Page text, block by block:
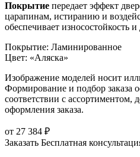
Покрытие передает эффект
царапинам, истиранию и
обеспечивает износостойкость
Покрытие: Ламинированное
Цвет: «Аляска»
Изображение моделей носит
Формирование и подбор заказа
соответствии с ассортиментом,
оформления заказа.
от 27 384 ₽
Заказать Бесплатная